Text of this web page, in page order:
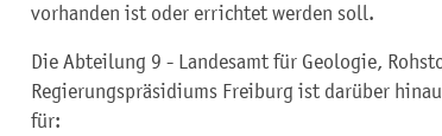
vorhanden ist oder errichtet werden soll.
Die Abteilung 9 - Landesamt für Geologie,
Regierungspräsidiums Freiburg ist darüber
für: